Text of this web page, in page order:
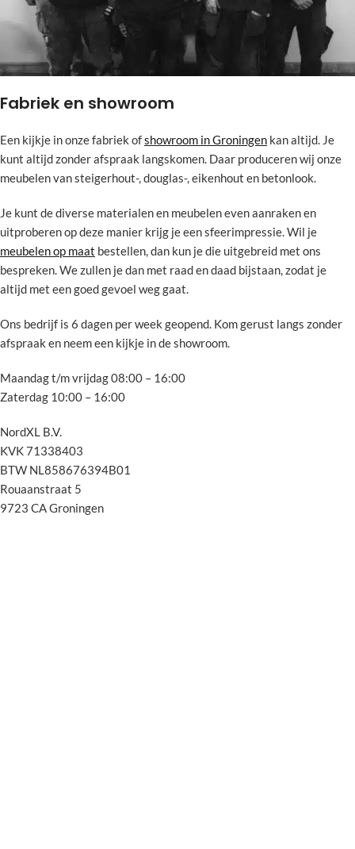
Fabriek en showroom
Een kijkje in onze fabriek ofshowroom in Groningen kan altijd. Je
kunt altijd zonder afspraak langskomen. Daar produceren wij onze
meubelen van steigerhout-, douglas-, eikenhout en betonlook.
Je kunt de diverse materialen en meubelen even aanraken en
uitproberen op deze manier krijg je een sfeerimpressie. Wil je
meubelen op maat bestellen, dan kun je die uitgebreid met ons
bespreken. We zullen je dan met raad en daad bijstaan, zodat je
altijd met een goed gevoel weg gaat.
Ons bedrijf is 6 dagen per week geopend. Kom gerust langs zonder
afspraak en neem een kijkje in de showroom.
Maandag t/m vrijdag 08:00 – 16:00
Zaterdag 10:00 – 16:00
NordXL B.V.
KVK 71338403
BTW NL858676394B01
Rouaanstraat 5
9723 CA Groningen